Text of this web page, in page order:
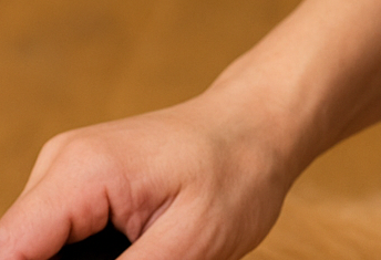
Nobleza tappetini igienici per
cani 120 pezzi, scorta maxi a
prezzo ribassato su Amazon